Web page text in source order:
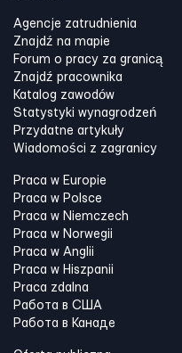
Agencje zatrudnienia
Znajdź na mapie
Forum o pracy za granicą
Znajdź pracownika
Katalog zawodów
Statystyki wynagrodzeń
Przydatne artykuły
Wiadomości z zagranicy
Praca w Europie
Praca w Polsce
Praca w Niemczech
Praca w Norwegii
Praca w Anglii
Praca w Hiszpanii
Praca zdalna
Работа в США
Работа в Канадe